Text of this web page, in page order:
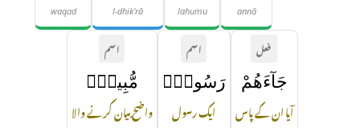
annā
lahumu
l-dhik'rā
waqad
فعل
جَآءَهُمْ
آیا ان کے پاس
اسم
رَسُولٌۭ
ایک رسول
اسم
مُّبِينٌۭ
واضح بیان کرنے والا